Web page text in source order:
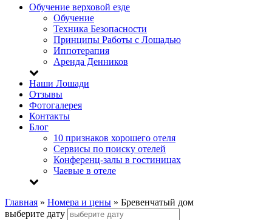
Обучение верховой езде
Обучение
Техника Безопасности
Принципы Работы с Лошадью
Иппотерапия
Аренда Денников
Наши Лошади
Отзывы
Фотогалерея
Контакты
Блог
10 признаков хорошего отеля
Сервисы по поиску отелей
Конференц-залы в гостиницах
Чаевые в отеле
Главная » Номера и цены » Бревенчатый дом
выберите дату